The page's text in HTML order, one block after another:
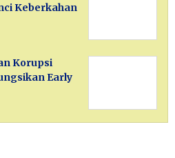
Keberkahan
Korupsi
Early